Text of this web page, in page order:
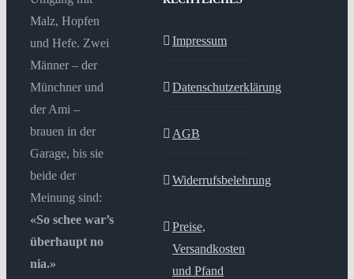
Malz, Hopfen
und Hefe. Zwei
Männer – der
Münchner und
der Ami –
brauen in der
Garage, bis sie
beide der
Meinung sind:
«So schee war’s
überhaupt no
nia.»
Impressum
Datenschutzerklärung
AGB
Widerrufsbelehrung
Preise,
Versandkosten
und Pfand